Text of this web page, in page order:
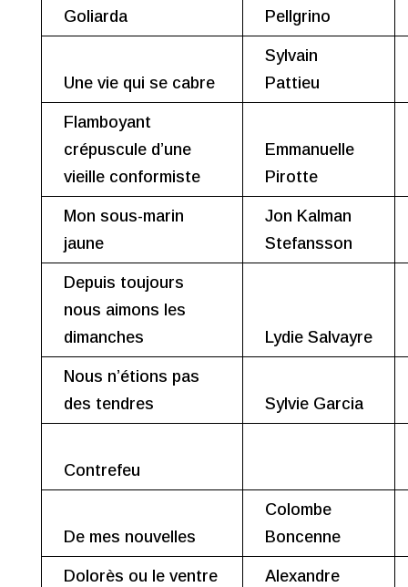
Goliarda
Pellgrino
Une vie qui se cabre
Sylvain
Pattieu
Flamboyant
crépuscule d’une
vieille conformiste
Emmanuelle
Pirotte
Mon sous-marin
jaune
Jon Kalman
Stefansson
Depuis toujours
nous aimons les
dimanches
Lydie Salvayre
Nous n’étions pas
des tendres
Sylvie Garcia
Contrefeu
De mes nouvelles
Colombe
Boncenne
Dolorès ou le ventre
Alexandre